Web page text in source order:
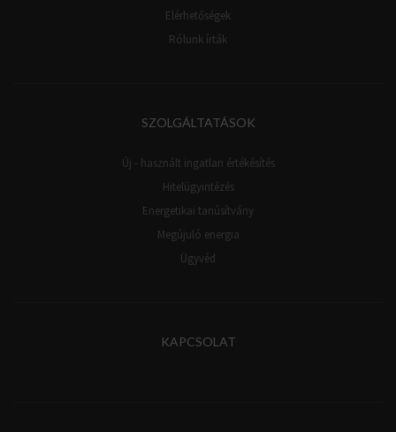
Elérhetőségek
Rólunk írták
SZOLGÁLTATÁSOK
Új - használt ingatlan értékésítés
Hitelügyintézés
Energetikai tanúsítvány
Megújuló energia
Ügyvéd
KAPCSOLAT